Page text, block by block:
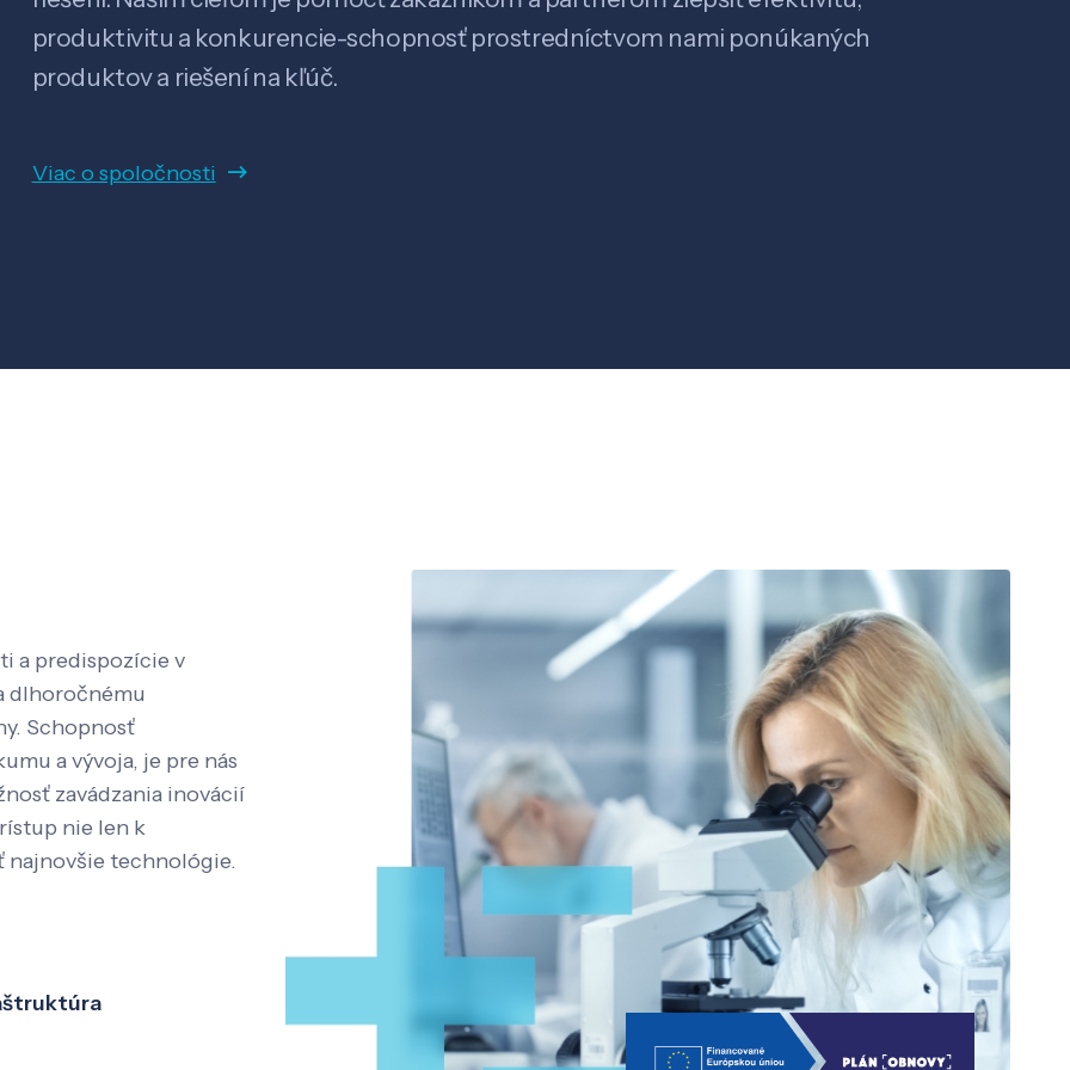
produktivitu a konkurencie-schopnosť prostredníctvom nami ponúkaných
produktov a riešení na kľúč.
Viac o spoločnosti
a predispozície v
dlhoročnému
Schopnosť
a vývoja, je pre nás
zavádzania inovácií
nie len k
najnovšie technológie.